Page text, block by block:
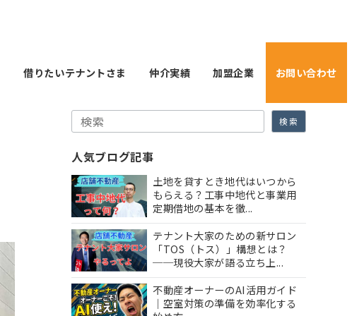
借りたいテナントさま 仲介実績 加盟企業 お問い合わせ
検索 検索
人気ブログ記事
土地を貸すとき地代はいつから
もらえる？工事中地代と事業用
定期借地の基本を徹...
テナント大家のための新サロン
「TOS（トス）」構想とは？
──現役大家が語る立ち上...
不動産オーナーのAI活用ガイド
｜空室対策の準備を効率化する